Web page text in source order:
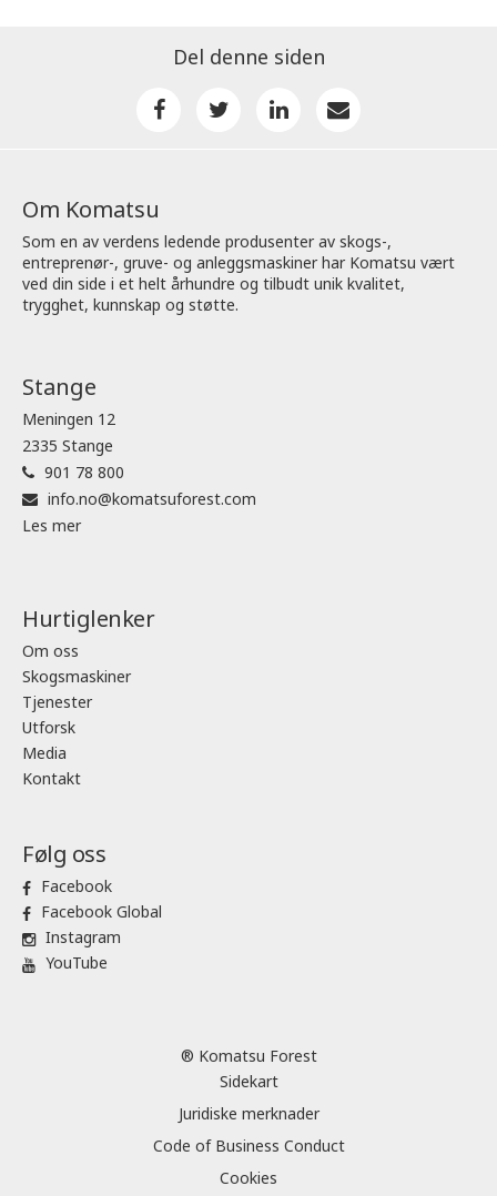
Del denne siden
Om Komatsu
Som en av verdens ledende produsenter av skogs-,
entreprenør-, gruve- og anleggsmaskiner har Komatsu vært
ved din side i et helt århundre og tilbudt unik kvalitet,
trygghet, kunnskap og støtte.
Stange
Meningen 12
2335 Stange
901 78 800
info.no@komatsuforest.com
Les mer
Hurtiglenker
Om oss
Skogsmaskiner
Tjenester
Utforsk
Media
Kontakt
Følg oss
Facebook
Facebook Global
Instagram
YouTube
® Komatsu Forest
Sidekart
Juridiske merknader
Code of Business Conduct
Cookies